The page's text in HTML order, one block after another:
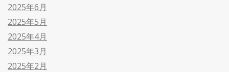
2025年6月
2025年5月
2025年4月
2025年3月
2025年2月